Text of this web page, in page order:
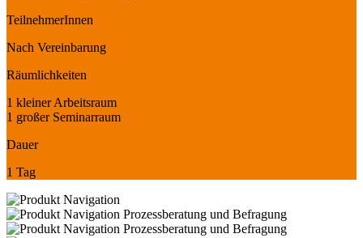
TeilnehmerInnen
Nach Vereinbarung
Räumlichkeiten
1 kleiner Arbeitsraum
1 großer Seminarraum
Dauer
1 Tag